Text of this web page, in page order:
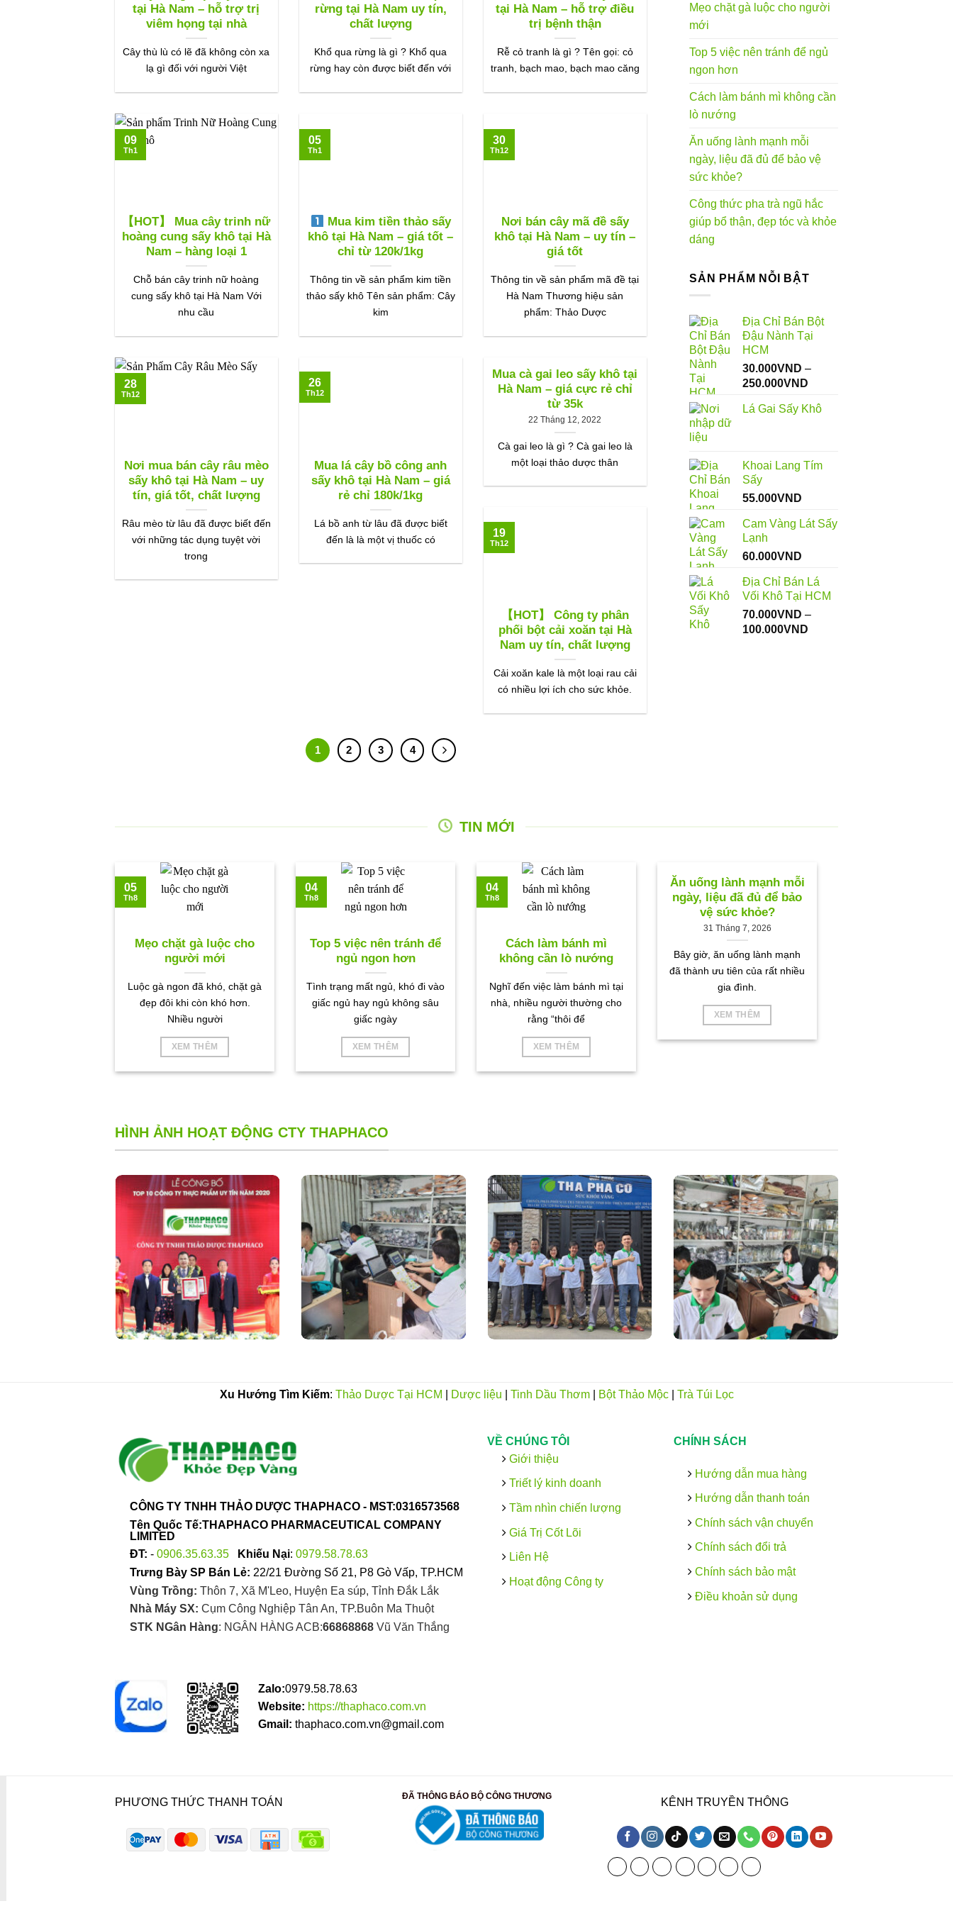
tại Hà Nam – hỗ trợ trị
viêm họng tại nhà
Cây thù lù có lẽ đã không còn xa
lạ gì đối với người Việt
rừng tại Hà Nam uy tín,
chất lượng
Khổ qua rừng là gì ? Khổ qua
rừng hay còn được biết đến với
tại Hà Nam – hỗ trợ điều
trị bệnh thận
Rễ cỏ tranh là gì ? Tên gọi: cỏ
tranh, bạch mao, bạch mao căng
【HOT】 Mua cây trinh nữ
hoàng cung sấy khô tại Hà
Nam – hàng loại 1
Chỗ bán cây trinh nữ hoàng
cung sấy khô tại Hà Nam Với
nhu cầu
09
Th1
Mua kim tiền thảo sấy
khô tại Hà Nam – giá tốt –
chỉ từ 120k/1kg
Thông tin về sản phẩm kim tiền
thảo sấy khô Tên sản phẩm: Cây
kim
05
Th1
Nơi bán cây mã đề sấy
khô tại Hà Nam – uy tín –
giá tốt
Thông tin về sản phẩm mã đề tại
Hà Nam Thương hiệu sản
phẩm: Thảo Dược
30
Th12
Nơi mua bán cây râu mèo
sấy khô tại Hà Nam – uy
tín, giá tốt, chất lượng
Râu mèo từ lâu đã được biết đến
với những tác dụng tuyệt vời
trong
28
Th12
Mua lá cây bồ công anh
sấy khô tại Hà Nam – giá
rẻ chỉ 180k/1kg
Lá bồ anh từ lâu đã được biết
đến là là một vị thuốc có
26
Th12
Mua cà gai leo sấy khô tại
Hà Nam – giá cực rẻ chỉ
từ 35k
22 Tháng 12, 2022
Cà gai leo là gì ? Cà gai leo là
một loại thảo dược thân
【HOT】 Công ty phân
phối bột cải xoăn tại Hà
Nam uy tín, chất lượng
Cải xoăn kale là một loại rau cải
có nhiều lợi ích cho sức khỏe.
19
Th12
1 2 3 4
Mẹo chặt gà luộc cho người
mới
Top 5 việc nên tránh để ngủ
ngon hơn
Cách làm bánh mì không cần
lò nướng
Ăn uống lành mạnh mỗi
ngày, liệu đã đủ để bảo vệ
sức khỏe?
Công thức pha trà ngũ hắc
giúp bổ thận, đẹp tóc và khỏe
dáng
SẢN PHẨM NỖI BẬT
Địa Chỉ Bán Bột
Đậu Nành Tại
HCM
30.000VND –
250.000VND
từ
Lá Gai Sấy Khô
Khoai Lang Tím
Sấy
55.000VND
Cam Vàng Lát Sấy
Lạnh
60.000VND
Địa Chỉ Bán Lá
Vối Khô Tại HCM
70.000VND –
100.000VND
TIN MỚI
Mẹo chặt gà luộc cho
người mới
Luộc gà ngon đã khó, chặt gà
đẹp đôi khi còn khó hơn.
Nhiều người
XEM THÊM
05
Th8
Top 5 việc nên tránh để
ngủ ngon hơn
Tình trạng mất ngủ, khó đi vào
giấc ngủ hay ngủ không sâu
giấc ngày
XEM THÊM
04
Th8
Cách làm bánh mì
không cần lò nướng
Nghĩ đến việc làm bánh mì tại
nhà, nhiều người thường cho
rằng “thôi để
XEM THÊM
04
Th8
Ăn uống lành mạnh mỗi
ngày, liệu đã đủ để bảo
vệ sức khỏe?
31 Tháng 7, 2026
Bây giờ, ăn uống lành mạnh
đã thành ưu tiên của rất nhiều
gia đình.
XEM THÊM
HÌNH ẢNH HOẠT ĐỘNG CTY THAPHACO
Xu Hướng Tìm Kiếm: Thảo Dược Tại HCM Dược liệu Tinh Dầu Thơm| Bột Thảo Mộc| Trà Túi Lọc
CÔNG TY TNHH THẢO DƯỢC THAPHACO -MST:0316573568
Tên Quốc Tế:THAPHACO PHARMACEUTICAL COMPANY
LIMITED
ĐT: - 0906.35.63.35 Khiếu Nại: 0979.58.78.63
Trưng Bày SP Bán Lẻ: 22/21 Đường Số 21, P8 Gò Vấp, TP.HCM
Vùng Trồng: Thôn 7, Xã M'Leo, Huyện Ea súp, Tỉnh Đắk Lắk
Nhà Máy SX: Cụm Công Nghiệp Tân An, TP.Buôn Ma Thuột
STK NGân Hàng: NGÂN HÀNG ACB:66868868Vũ Văn Thắng
Zalo:0979.58.78.63
Website: https://thaphaco.com.vn
Gmail: thaphaco.com.vn@gmail.com
VỀ CHÚNG TÔI
Giới thiệu
Triết lý kinh doanh
Tầm nhìn chiến lượng
Giá Trị Cốt Lõi
Liên Hệ
Hoạt động Công ty
CHÍNH SÁCH
Hướng dẫn mua hàng
Hướng dẫn thanh toán
Chính sách vận chuyển
Chính sách đổi trả
Chính sách bảo mật
Điều khoản sử dụng
PHƯƠNG THỨC THANH TOÁN ĐÃ THÔNG BÁO BỘ CÔNG THƯƠNG KÊNH TRUYỀN THÔNG